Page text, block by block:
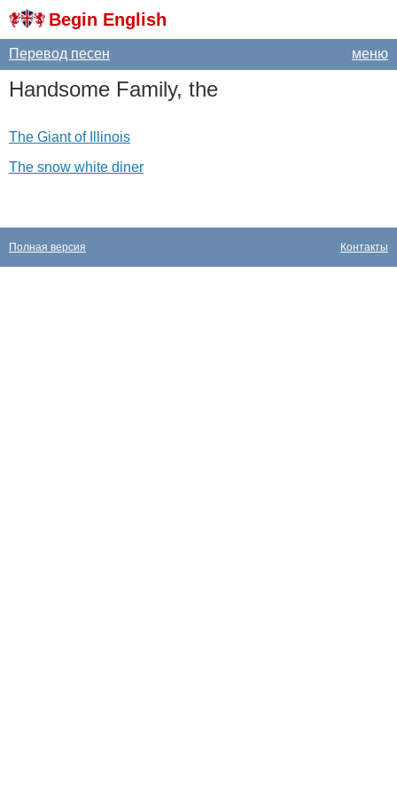
Begin English
меню
Перевод песен
Handsome Family, the
The Giant of Illinois
The snow white diner
Контакты
Полная версия